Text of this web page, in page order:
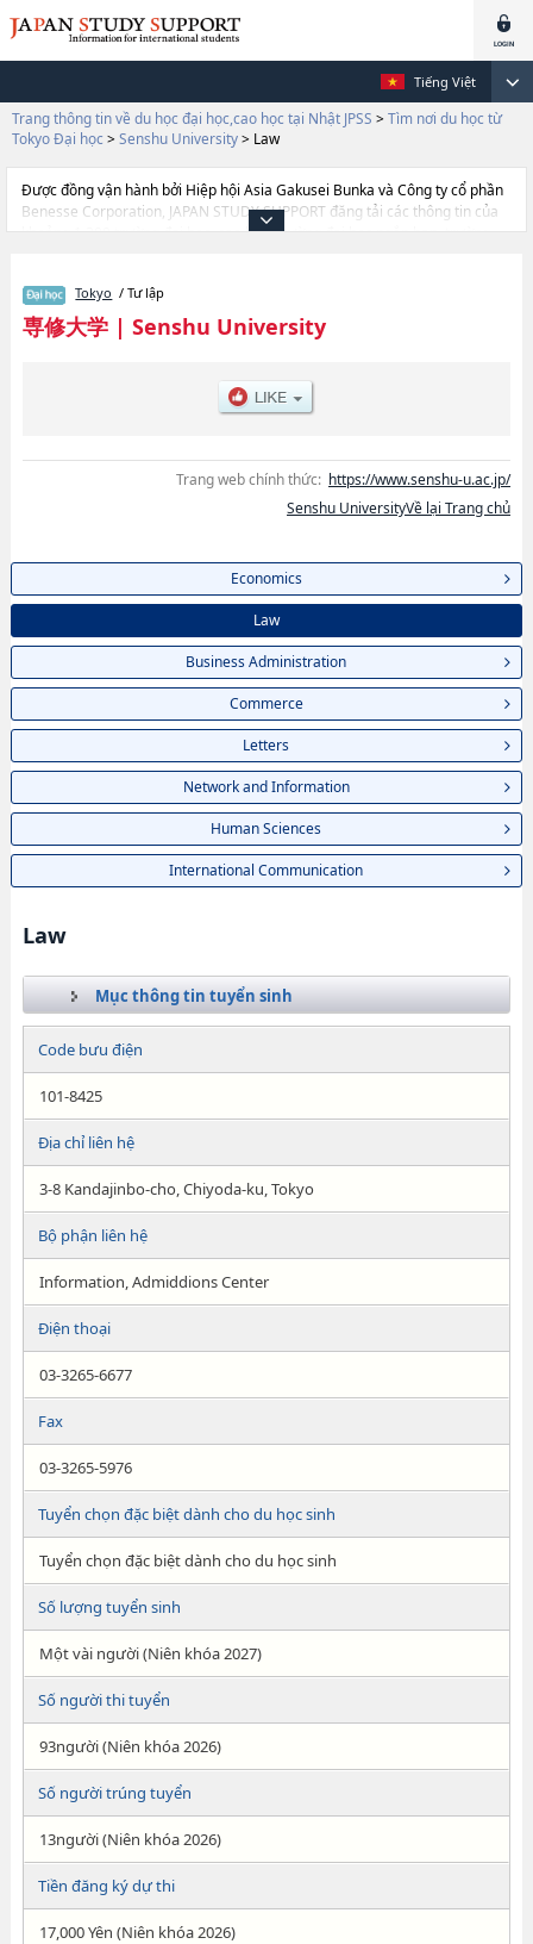
Tiếng Việt
Trang thông tin về du học đại học,cao học tại Nhật JPSS > Tìm nơi du học từ
Tokyo Đại học > Senshu University> Law
Được đồng vận hành bởi Hiệp hội Asia Gakusei Bunka và Công ty cổ phần
Benesse Corporation, JAPAN STUDY SUPPORT đăng tải các thông tin của
khoảng 1.300 trường đại học, cao học, trường đại học ngắn hạn, trường
cần thiết dành cho du học sinh, như là về các Ngành
EconomicshoặcNgành LawhoặcNgành Business
AdministrationhoặcNgành CommercehoặcNgành LettershoặcNgành
International Communication, thông tin về từng ngành học, thông tin liên
quan đến thi tuyển như số lượng tuyển sinh, số lượng trúng tuyển, cở sở
Tokyo / Tư lập
専修大学| Senshu University
Trang web chính thức: https://www.senshu-u.ac.jp/
Senshu UniversityVề lại Trang chủ
Economics
Law
Business Administration
Commerce
Letters
Network and Information
Human Sciences
International Communication
Law
Mục thông tin tuyển sinh
Code bưu điện
101-8425
Địa chỉ liên hệ
3-8 Kandajinbo-cho, Chiyoda-ku, Tokyo
Bộ phận liên hệ
Information, Admiddions Center
Điện thoại
03-3265-6677
Fax
03-3265-5976
Tuyển chọn đặc biệt dành cho du học sinh
Tuyển chọn đặc biệt dành cho du học sinh
Số lượng tuyển sinh
Một vài người (Niên khóa 2027)
Số người thi tuyển
93người (Niên khóa 2026)
Số người trúng tuyển
13người (Niên khóa 2026)
Tiền đăng ký dự thi
17,000 Yên (Niên khóa 2026)